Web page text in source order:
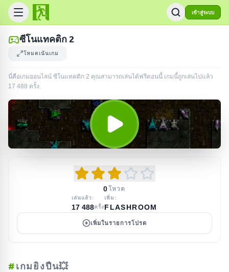
เข้าสู่ระบบ
ซีโนแทคติก 2
โหมดเน้นเกม
นี่คือเกมออนไลน์ ซีโนแทคติก 2 คุณสามารถเล่นได้ฟรีตอนนี้ เกมนี้ถูกเล่นไปแล้ว
17 488 ครั้ง.
0โหวต
เล่นแล้ว:
17 488ครั้ง
เพิ่ม:
FLASHROOM
เพิ่มในรายการโปรด
#เกมยิงปืน💥